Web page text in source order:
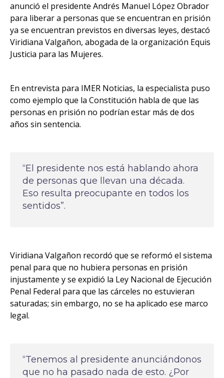
anunció el presidente Andrés Manuel López Obrador
para liberar a personas que se encuentran en prisión
ya se encuentran previstos en diversas leyes, destacó
Viridiana Valgañon, abogada de la organización Equis
Justicia para las Mujeres.
En entrevista para IMER Noticias, la especialista puso
como ejemplo que la Constitución habla de que las
personas en prisión no podrían estar más de dos
años sin sentencia.
“El presidente nos está hablando ahora
de personas que llevan una década.
Eso resulta preocupante en todos los
sentidos”.
Viridiana Valgañon recordó que se reformó el sistema
penal para que no hubiera personas en prisión
injustamente y se expidió la Ley Nacional de Ejecución
Penal Federal para que las cárceles no estuvieran
saturadas; sin embargo, no se ha aplicado ese marco
legal.
“Tenemos al presidente anunciándonos
que no ha pasado nada de esto. ¿Por